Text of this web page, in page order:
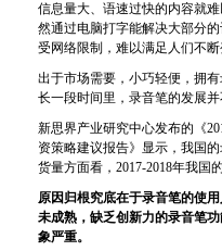
信息量大、语速过快的内容就
然通过电脑打字能解决大部分
受网络限制，难以满足人们不断
出于市场需要，小巧轻便，拥
长一段时间里，录音笔的发展并
新思界产业研究中心发布的《
资策略建议报告》显示，我国
货量方面看，2017-2018年我国
原因归根究底在于录音笔的使
未成熟，缺乏创新力的录音笔
象严重。